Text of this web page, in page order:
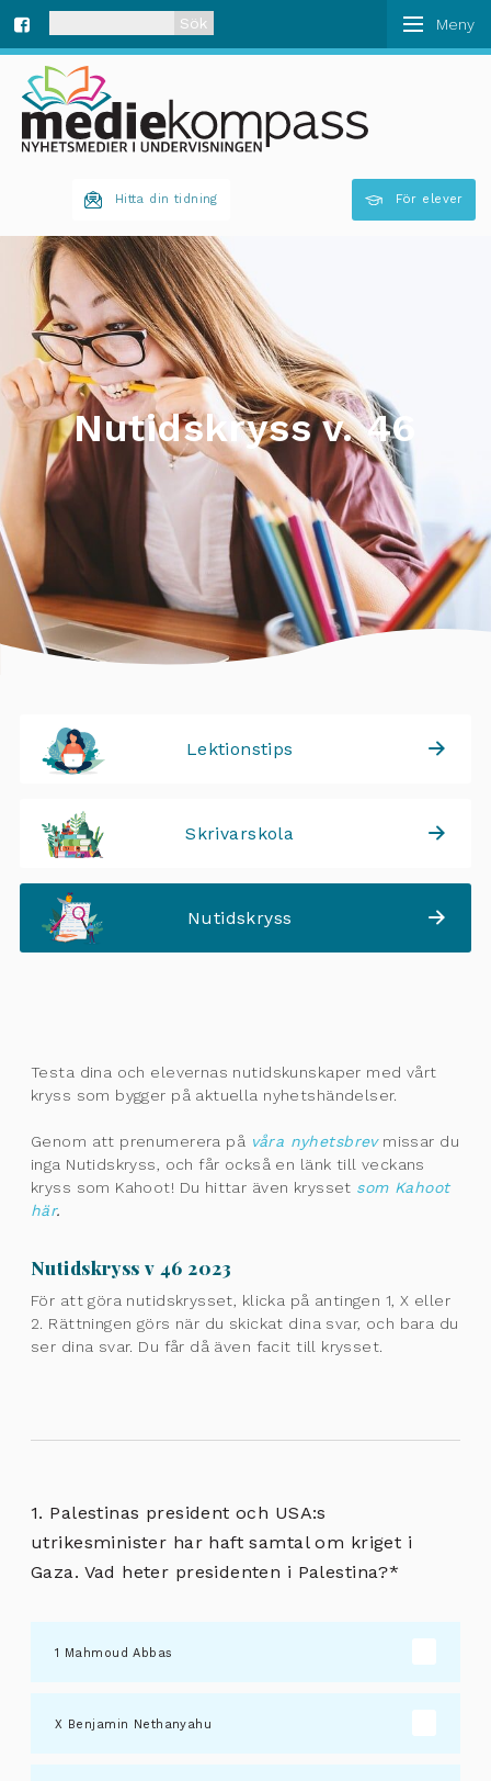
ce
När automatisk komplettering av resultat är
Hitta din tidning För elever
Nutidskryss v. 46
Lektionstips
Skrivarskola
Nutidskryss
Testa dina och elevernas nutidskunskaper med vårt
kryss som bygger på aktuella nyhetshändelser.
Genom att prenumerera på våra nyhetsbrevmissar du
inga Nutidskryss, och får också en länk till veckans
kryss som Kahoot! Du hittar även krysset som Kahoot
här.
Nutidskryss v 46 2023
För att göra nutidskrysset, klicka på antingen 1, X eller
2. Rättningen görs när du skickat dina svar, och bara du
ser dina svar. Du får då även facit till krysset.
1. Palestinas president och USA:s
utrikesminister har haft samtal om kriget i
Gaza. Vad heter presidenten i Palestina?*
Mahmoud Abbas
Benjamin Nethanyahu